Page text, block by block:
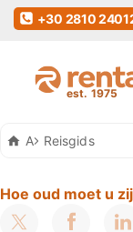
Auto Huren Kreta
Reisgids
Hoe oud moet u
+30 2810